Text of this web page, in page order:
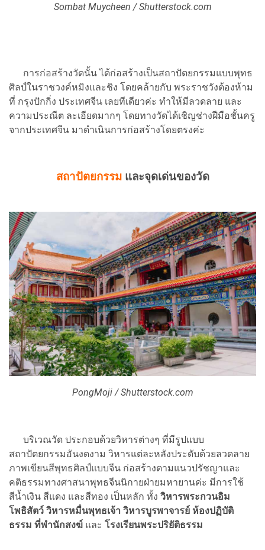
Sombat Muycheen / Shutterstock.com
การก่อสร้างวัดนั้น ได้ก่อสร้างเป็นสถาปัตยกรรมแบบพุทธ
ศิลป์ในราชวงค์หมิงและชิง โดยคล้ายกับ พระราชวังต้องห้าม
ที่ กรุงปักกิ่ง ประเทศจีน เลยทีเดียวค่ะ ทำให้มีลวดลาย และ
ความประณีต ละเอียดมากๆ โดยทางวัดได้เชิญช่างฝีมือชั้นครู
จากประเทศจีน มาดำเนินการก่อสร้างโดยตรงค่ะ
สถาปัตยกรรมและจุดเด่นของวัด
PongMoji / Shutterstock.com
บริเวณวัด ประกอบด้วยวิหารต่างๆ ที่มีรูปแบบ
สถาปัตยกรรมอันงดงาม วิหารแต่ละหลังประดับด้วยลวดลาย
ภาพเขียนสีพุทธศิลป์แบบจีน ก่อสร้างตามแนวปรัชญาและ
คติธรรมทางศาสนาพุทธจีนนิกายฝ่ายมหายานค่ะ มีการใช้
สีน้ำเงิน สีแดง และสีทอง เป็นหลัก ทั้ง วิหารพระกวนอิม
โพธิสัตว์ วิหารหมื่นพุทธเจ้า วิหารบูรพาจารย์ ห้องปฏิบัติ
ธรรม ที่พำนักสงฆ์ และ โรงเรียนพระปริยัติธรรม